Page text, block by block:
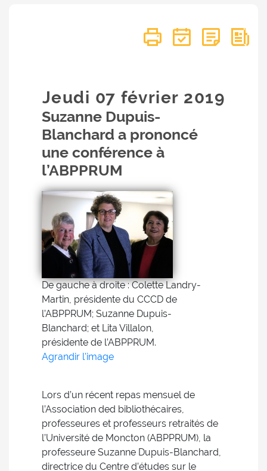
Jeudi 07février 2019
Suzanne Dupuis-
Blanchard a prononcé
une conférence à
l’ABPPRUM
De gauche à droite : Colette Landry-
Martin, présidente du CCCD de
l’ABPPRUM; Suzanne Dupuis-
Blanchard; et Lita Villalon,
présidente de l’ABPPRUM.
Agrandir l'image
Lors d’un récent repas mensuel de
l’Association ded bibliothécaires,
professeures et professeurs retraités de
l’Université de Moncton (ABPPRUM), la
professeure Suzanne Dupuis-Blanchard,
directrice du Centre d’études sur le